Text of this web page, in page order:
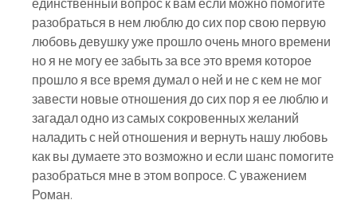
единственный вопрос к вам если можно помогите
разобраться в нем люблю до сих пор свою первую
любовь девушку уже прошло очень много времени
но я не могу ее забыть за все это время которое
прошло я все время думал о ней и не с кем не мог
завести новые отношения до сих пор я ее люблю и
загадал одно из самых сокровенных желаний
наладить с ней отношения и вернуть нашу любовь
как вы думаете это возможно и если шанс помогите
разобраться мне в этом вопросе. С уважением
Роман.